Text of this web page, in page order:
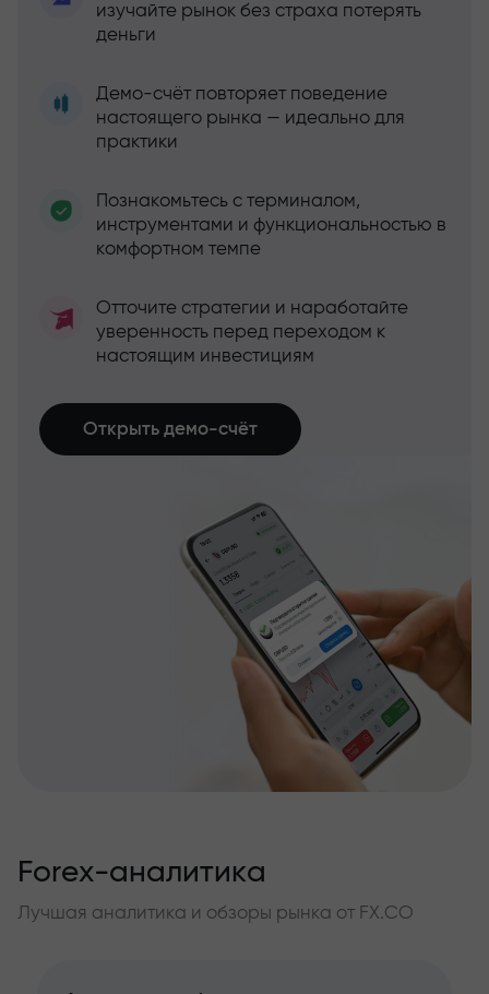
изучайте рынок без страха потерять
деньги
Демо-счёт повторяет поведение
настоящего рынка — идеально для
практики
Познакомьтесь с терминалом,
инструментами и функциональностью в
комфортном темпе
Отточите стратегии и наработайте
уверенность перед переходом к
настоящим инвестициям
Открыть демо-счёт
Forex-аналитика
Лучшая аналитика и обзоры рынка от FX.CO